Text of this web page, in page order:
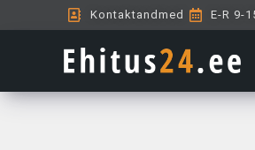
to
Kontaktandmed E-R 9-